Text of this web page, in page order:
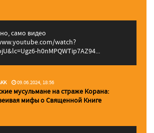
само видео
watch?
h0nMPQWTip7AZ94...
09.06.2024, 18:56
мусульмане на страже Корана:
мифы о Священной Книге